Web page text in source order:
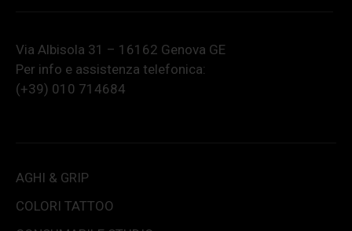
Via Albisola 31 – 16162 Genova GE
Per info e assistenza telefonica:
(+39) 010 714684
AGHI & GRIP
COLORI TATTOO